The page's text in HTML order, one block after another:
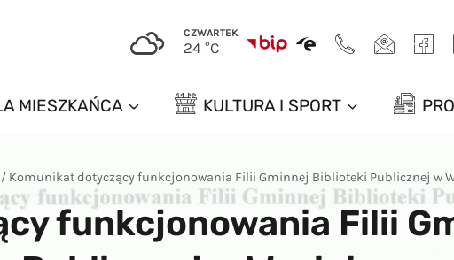
CZWARTEK
24 °C
MIESZKAŃCA KULTURA I SPORT
/ Komunikat dotyczący funkcjonowania Filii Gminnej Biblioteki Publicznej w
funkcjonowania Filii